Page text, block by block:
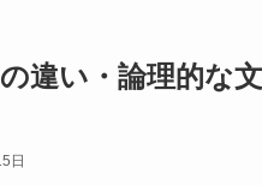
違い・論理的な
日